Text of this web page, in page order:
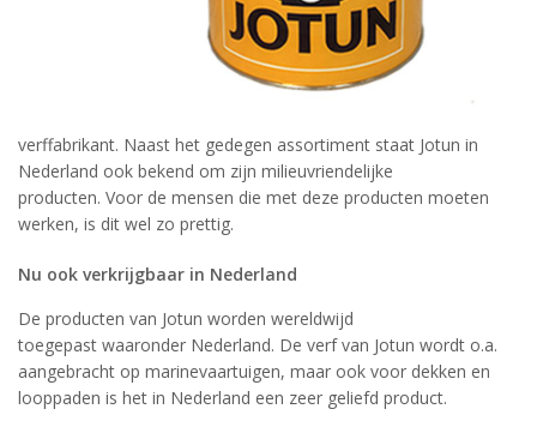
verffabrikant. Naast het gedegen assortiment staat Jotun in
Nederland ook bekend om zijn milieuvriendelijke
producten. Voor de mensen die met deze producten moeten
werken, is dit wel zo prettig.
Nu ook verkrijgbaar in Nederland
De producten van Jotun worden wereldwijd
toegepast waaronder Nederland. De verf van Jotun wordt o.a.
aangebracht op marinevaartuigen, maar ook voor dekken en
looppaden is het in Nederland een zeer geliefd product.